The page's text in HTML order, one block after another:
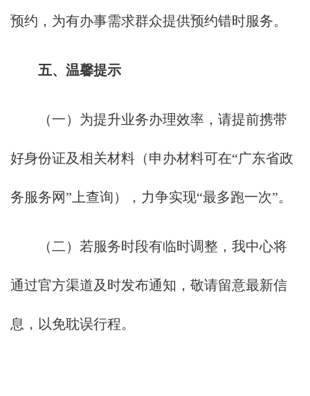
预约，为有办事需求群众提供预约错时服务。
五、温馨提示
（一）为提升业务办理效率，请提前携带
好身份证及相关材料（申办材料可在“广东省政
务服务网”上查询），力争实现“最多跑一次”。
（二）若服务时段有临时调整，我中心将
通过官方渠道及时发布通知，敬请留意最新信
息，以免耽误行程。